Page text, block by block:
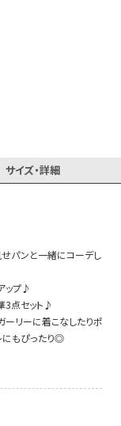
サイズ・詳細
パンと一緒にコーデし
ップ♪
3点セット♪
ーリーに着こなしたりポ
にもぴったり◎